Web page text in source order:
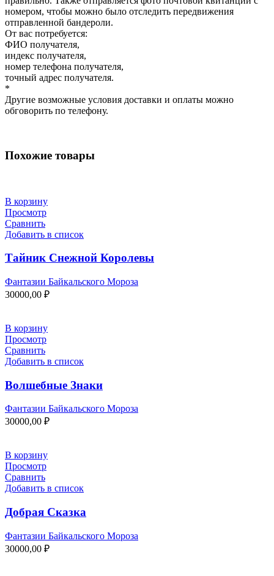
номером, чтобы можно было отследить передвижения
отправленной бандероли.
От вас потребуется:
ФИО получателя,
индекс получателя,
номер телефона получателя,
точный адрес получателя.
*
Другие возможные условия доставки и оплаты можно
обговорить по телефону.
Похожие товары
В корзину
Просмотр
Сравнить
Добавить в список
Тайник Снежной Королевы
Фантазии Байкальского Мороза
30000,00 ₽
В корзину
Просмотр
Сравнить
Добавить в список
Волшебные Знаки
Фантазии Байкальского Мороза
30000,00 ₽
В корзину
Просмотр
Сравнить
Добавить в список
Добрая Сказка
Фантазии Байкальского Мороза
30000,00 ₽